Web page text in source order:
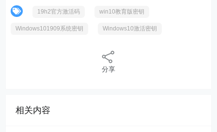
19h2官方激活码 win10教育版密钥
Windows101909系统密钥 Windows10激活密钥
分享
相关内容